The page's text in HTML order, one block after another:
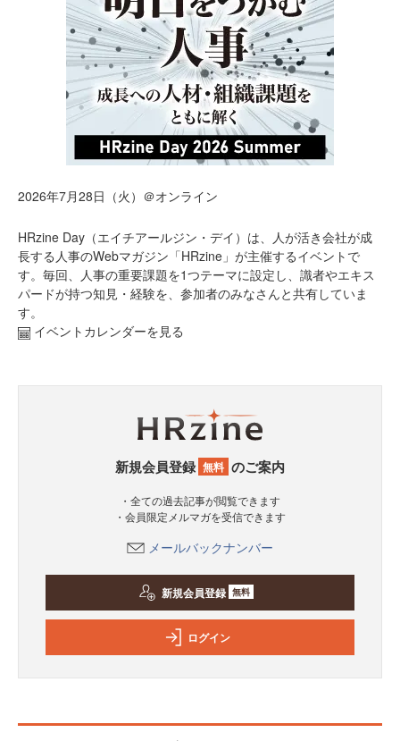
2026年7月28日（火）＠オンライン
HRzine Day（エイチアールジン・デイ）は、人が活き会社が成
長する人事のWebマガジン「HRzine」が主催するイベントで
す。毎回、人事の重要課題を1つテーマに設定し、識者やエキス
パードが持つ知見・経験を、参加者のみなさんと共有していま
す。
イベントカレンダーを見る
新規会員登録 無料 のご案内
・全ての過去記事が閲覧できます
・会員限定メルマガを受信できます
メールバックナンバー
新規会員登録 無料
ログイン